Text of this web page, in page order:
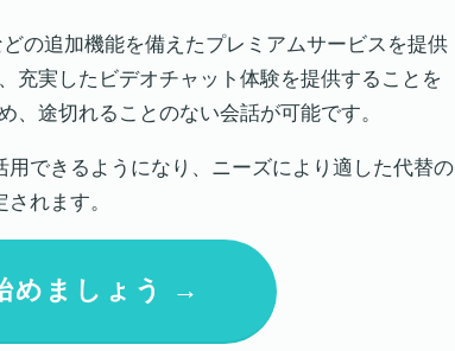
の追加機能を備えたプレミアムサービスを提供
充実したビデオチャット体験を提供することを
途切れることのない会話が可能です。
できるようになり、ニーズにより適した代替の
れます。
めましょう →